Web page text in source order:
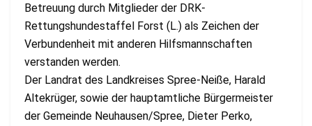
Betreuung durch Mitglieder der DRK-
Rettungshundestaffel Forst (L.) als Zeichen der
Verbundenheit mit anderen Hilfsmannschaften
verstanden werden.
Der Landrat des Landkreises Spree-Neiße, Harald
Altekrüger, sowie der hauptamtliche Bürgermeister
der Gemeinde Neuhausen/Spree, Dieter Perko,